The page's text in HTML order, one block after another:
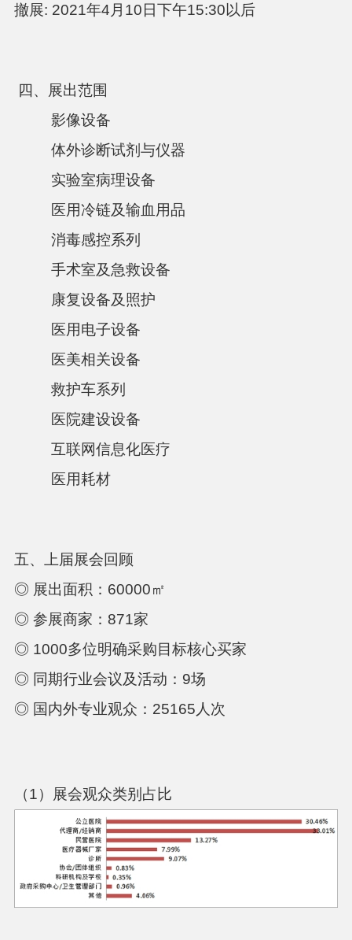
撤展: 2021年4 月10日下午15:30以后
四、展出范围
影像设备
体外诊断试剂与仪器
实验室病理设备
医用冷链及输血用品
消毒感控系列
手术室及急救设备
康复设备及照护
医用电子设备
医美相关设备
救护车系列
医院建设设备
互联网信息化医疗
医用耗材
五、上届展会回顾
◎ 展出面积： 60000㎡
◎ 参展商家： 871家
◎ 1000多位明确采购目标核心买家
◎ 同期行业会议及活动： 9场
◎ 国内外专业观众： 25165 人次
（1）展会观众类别占比